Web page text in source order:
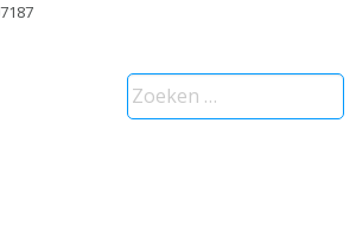
Zoeken
naar: